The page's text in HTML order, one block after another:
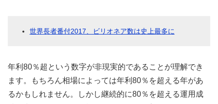
世界長者番付2017、ビリオネア数は史上最多に
年利80％超という数字が非現実的であることが理解でき
ます。もちろん相場によっては年利80％を超える年があ
るかもしれません。しかし継続的に80％を超える運用成